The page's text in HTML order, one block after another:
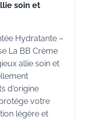
soin et
Hydratante –
La BB Crème
allie soin et
d'origine
votre
légère et